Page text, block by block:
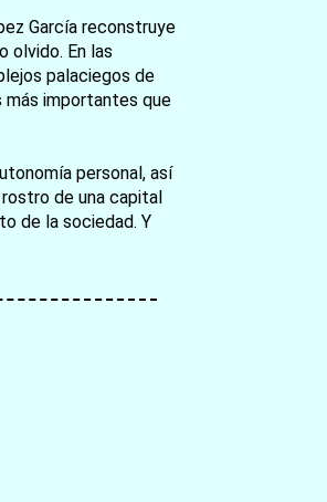
García reconstruye
olvido. En las
palaciegos de
más importantes que
personal, así
de una capital
de la sociedad. Y